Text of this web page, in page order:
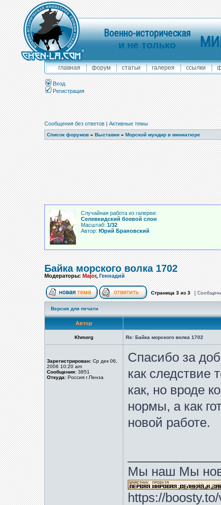
Военно-историческая
и не только
главная форум статьи галерея ссылки
Вход
Регистрация
Сообщения без ответов|Активные темы
Список форумов » Выставки » Морской мундир в миниатюре
Случайная работа из галереи:
Селевкидский боевой слон
Масштаб: 1/32
Автор: Юрий Брановский
Байка морского волка 1702
Модераторы:Major,Геннадий
Страница3из3 [
Версия для печати
Автор
Khmorg Re: Байка морского волка 1702
Зарегистрирован: Ср дек 06,
2006 10:20 am
Сообщения: 3851
Откуда: Россия г.Пенза
Спасибо за
как следствие
как, но вроде
нормы, а как
новой работе.
Мы наш Мы
https://